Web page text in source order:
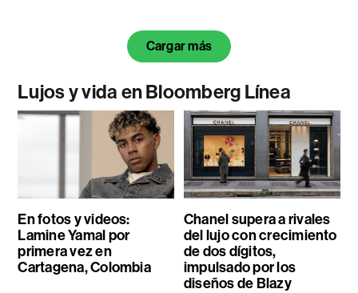
Cargar más
Lujos y vida en Bloomberg Línea
En fotos y videos:
Lamine Yamal por
primera vez en
Cartagena, Colombia
Chanel supera a rivales
del lujo con crecimiento
de dos dígitos,
impulsado por los
diseños de Blazy